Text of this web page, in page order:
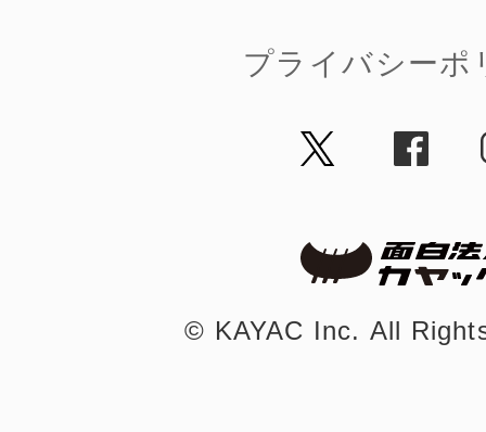
プライバシーポ
©︎ KAYAC Inc. All